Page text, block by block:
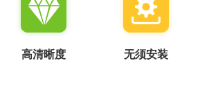
高清晰度 无须安装